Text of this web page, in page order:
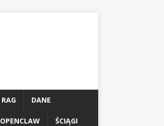
RAG DANE
OPENCLAW ŚCIĄGI